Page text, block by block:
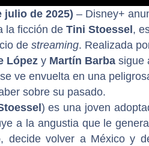
julio de 2025) – Disney+
la ficción de Tini Stoessel ,
de streaming. Realizada
López y Martín Barba sigue
ve envuelta en una
sobre su pasado.
) es una joven
a la angustia que le
decide volver a México y